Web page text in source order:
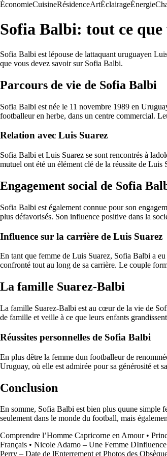
ÉconomieCuisineRésidenceArtÉclairageÉnergie
Sofia Balbi: tout ce que
Sofia Balbi est lépouse de lattaquant uruguayen
que vous devez savoir sur Sofia Balbi.
Parcours de vie de Sofia Balbi
Sofia Balbi est née le 11 novembre 1989 en
footballeur en herbe, dans un centre commercial.
Relation avec Luis Suarez
Sofia Balbi et Luis Suarez se sont rencontrés à
mutuel ont été un élément clé de la réussite de Luis
Engagement social de Sofia
Sofia Balbi est également connue pour son
plus défavorisés. Son influence positive dans la
Influence sur la carrière de Luis Suarez
En tant que femme de Luis Suarez, Sofia Balbi a
confronté tout au long de sa carrière. Le couple
La famille Suarez-Balbi
La famille Suarez-Balbi est au cœur de la vie de
de famille et veille à ce que leurs enfants
Réussites personnelles de Sofia Balbi
En plus dêtre la femme dun footballeur de
Uruguay, où elle est admirée pour sa générosité et
Conclusion
En somme, Sofia Balbi est bien plus quune simple
seulement dans le monde du football, mais
Comprendre l’Homme Capricorne en Amour•
Français • Nicole Adamo – Une Femme DInfluence
Perry – Date de lEnterrement et Photos des